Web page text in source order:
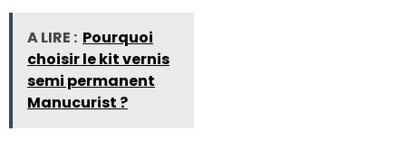
A LIRE : Pourquoi
choisir le kit vernis
semi permanent
Manucurist ?